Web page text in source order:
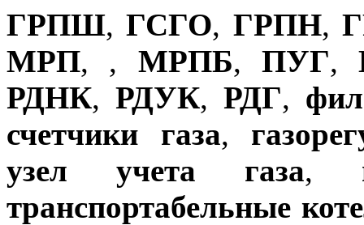
ГРПШ,ГСГО, ГРПН,
МРП, , МРПБ, ПУГ,
РДНК, РДУК, РДГ,
счетчики газа,
узел учета газа,
транспортабельные